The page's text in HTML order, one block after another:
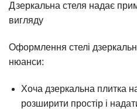
Дзеркальна стеля надає
вигляду
Оформлення стелі
нюанси:
Хоча дзеркальна плитка
розширити простір і